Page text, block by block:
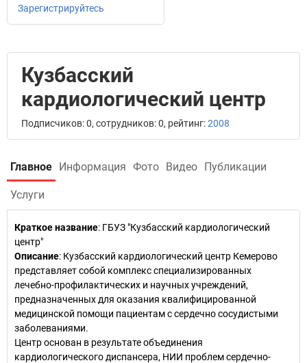
Зарегистрируйтесь
Кузбасский
кардиологический центр
Подписчиков: 0, сотрудников: 0, рейтинг:2008
Главное Информация Фото Видео Публикации
Услуги
Краткое название: ГБУЗ "Кузбасский кардиологический
центр"
Описание: Кузбасский кардиологический центр Кемерово
представляет собой комплекс специализированных
лечебно-профилактических и научных учреждений,
предназначенных для оказания квалифицированной
медицинской помощи пациентам с сердечно сосудистыми
заболеваниями.
Центр основан в результате объединения
кардиологического диспансера, НИИ проблем сердечно-